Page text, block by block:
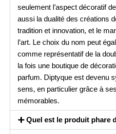
seulement l’aspect décoratif
aussi la dualité des créations
tradition et innovation, et le
l’art. Le choix du nom peut
comme représentatif de la
la fois une boutique de
parfum. Diptyque est devenu
sens, en particulier grâce à
mémorables.
Quel est le produit phare